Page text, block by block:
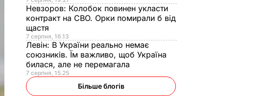
Невзоров: Колобок повинен укласти
контракт на СВО. Орки помирали б від
щастя
7 серпня, 16.13
Левін: В України реально немає
союзників. Їм важливо, щоб Україна
билася, але не перемагала
7 серпня, 15.25
Більше блогів